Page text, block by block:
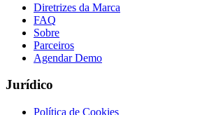
Diretrizes da Marca
FAQ
Sobre
Parceiros
Agendar Demo
Jurídico
Política de Cookies